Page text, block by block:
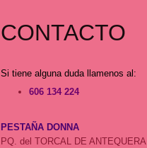
CONTACTO
Si tiene alguna duda llamenos al:
606 134 224
PESTAÑA DONNA
PQ. del TORCAL DE ANTEQUERA